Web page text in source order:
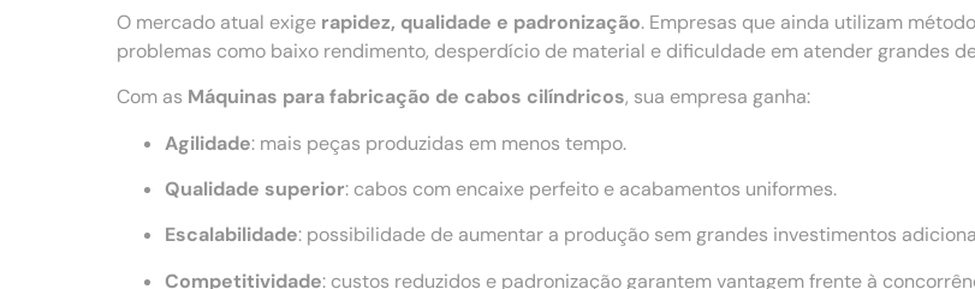
O mercado atual exige rapidez, qualidade e padronização. Empresas que ainda utilizam
problemas como baixo rendimento, desperdício de material e dificuldade em atender grandes
Com as Máquinas para fabricação de cabos cilíndricos, sua empresa ganha:
Agilidade: mais peças produzidas em menos tempo.
Qualidade superior: cabos com encaixe perfeito e acabamentos uniformes.
Escalabilidade: possibilidade de aumentar a produção sem grandes investimentos
Competitividade: custos reduzidos e padronização garantem vantagem frente à